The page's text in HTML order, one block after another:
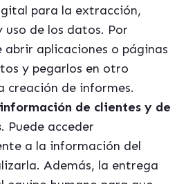
para la extracción,
uso de los datos. Por
abrir aplicaciones o páginas
y pegarlos en otro
creación de informes.
de clientes y de
. Puede acceder
a la información del
Además, la entrega